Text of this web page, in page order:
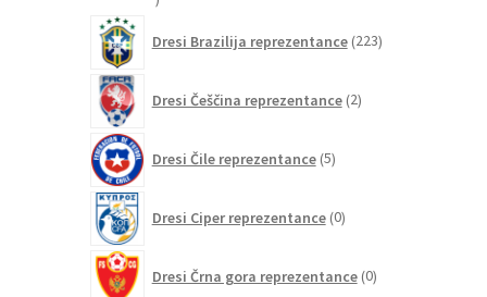
Dresi Brazilija reprezentance 223izdelkov
Dresi Češčina reprezentance 2izdelka
Dresi Čile reprezentance 5izdelkov
Dresi Ciper reprezentance 0izdelkov
Dresi Črna gora reprezentance 0izdelkov